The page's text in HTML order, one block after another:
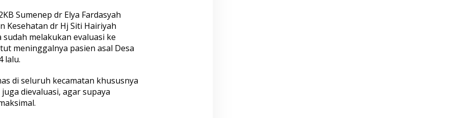
Sumenep dr Elya Fardasyah
Kesehatan dr Hj Siti Hairiyah
melakukan evaluasi ke
meninggalnya pasien asal Desa
lalu.
di seluruh kecamatan khususnya
dievaluasi, agar supaya